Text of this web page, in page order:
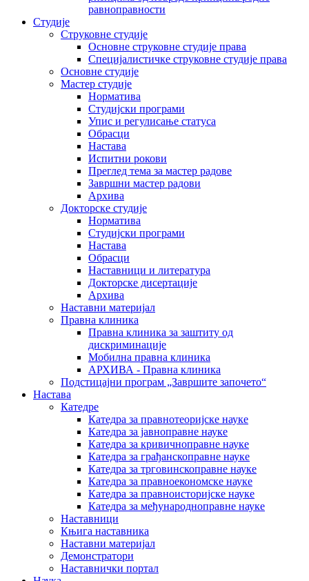
равноправности
Студије
Струковне студије
Основне струковне студије права
Специјалистичке струковне студије права
Основне студије
Мастер студије
Норматива
Студијски програми
Упис и регулисање статуса
Обрасци
Настава
Испитни рокови
Преглед тема за мастер радове
Завршни мастер радови
Архива
Докторске студије
Норматива
Студијски програми
Настава
Обрасци
Наставници и литература
Докторске дисертације
Архива
Наставни материјал
Правна клиника
Правна клиника за заштиту од
дискриминације
Мобилна правна клиника
АРХИВА - Правна клиника
Подстицајни програм „Завршите започето“
Настава
Катедре
Катедра за правнотеоријске науке
Катедра за јавноправне науке
Катедра за кривичноправне науке
Катедра за грађанскоправне науке
Катедра за трговинскоправне науке
Катедра за правноекономске науке
Катедра за правноисторијске науке
Катедра за међународноправне науке
Наставници
Књига наставника
Наставни материјал
Демонстратори
Наставнички портал